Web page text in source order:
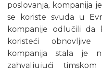
poslovanja, kompanija
se koriste svuda u
kompanije odlučili da
koristeći obnovljive
kompanija stala je
zahvaljujući